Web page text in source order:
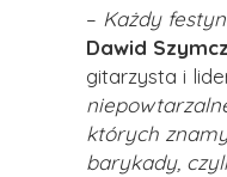
– Każdy
Dawid
gitarzysta i
których
barykady,